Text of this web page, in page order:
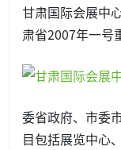
甘肃国际会展中
肃省2007年一号
委省政府、市委
目包括展览中心